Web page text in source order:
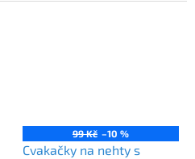
99 Kč –10 %
Cvakačky na nehty s